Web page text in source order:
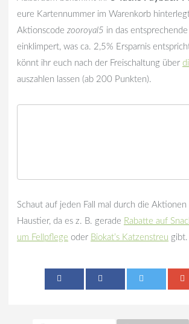
eure Kartennummer im Warenkorb
Aktionscode zooroyal5 in das
einklimpert, was ca. 2,5% Ersparnis
könnt ihr euch nach der Freischaltung über
auszahlen lassen (ab 200 Punkten).
Schaut auf jeden Fall mal durch die
Haustier, da es z. B. gerade Rabatte auf
um Fellpflege oder Biokat’s Katzenstreu gibt.